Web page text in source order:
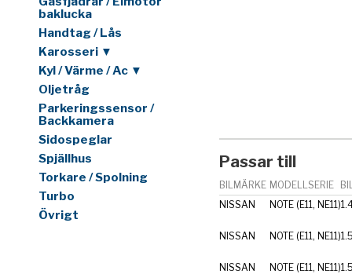
baklucka
Handtag / Lås
Karosseri ▼
Kyl / Värme / Ac ▼
Oljetråg
Parkeringssensor /
Backkamera
Sidospeglar
Spjällhus
Torkare / Spolning
Turbo
Övrigt
Passar till
BILMÄRKE MODELLSERIE
NISSAN
NOTE (E11, NE11)
NISSAN NOTE (E11, NE11)
NISSAN NOTE (E11, NE11)